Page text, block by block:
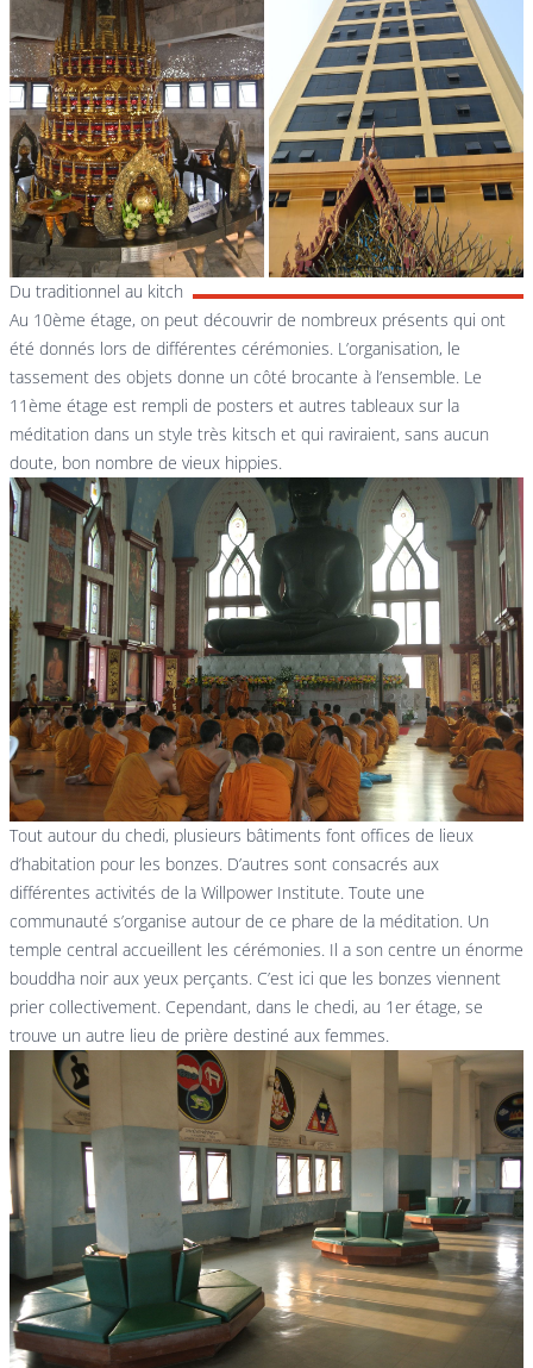
Du traditionnel au kitch
Au 10ème étage, on peut découvrir de nombreux présents qui ont
été donnés lors de différentes cérémonies. L’organisation, le
tassement des objets donne un côté brocante à l’ensemble. Le
11ème étage est rempli de posters et autres tableaux sur la
méditation dans un style très kitsch et qui raviraient, sans aucun
doute, bon nombre de vieux hippies.
Tout autour du chedi, plusieurs bâtiments font offices de lieux
d’habitation pour les bonzes. D’autres sont consacrés aux
différentes activités de la Willpower Institute. Toute une
communauté s’organise autour de ce phare de la méditation. Un
temple central accueillent les cérémonies. Il a son centre un énorme
bouddha noir aux yeux perçants. C’est ici que les bonzes viennent
prier collectivement. Cependant, dans le chedi, au 1er étage, se
trouve un autre lieu de prière destiné aux femmes.